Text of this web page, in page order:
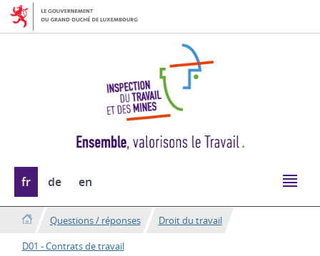
Aller
Aller
au
Changer
de
langue
fr de en
Questions / réponses
Droit du travail
D01 - Contrats de travail